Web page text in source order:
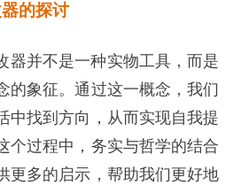
的探讨
并不是一种实物工具，而是
的象征。通过这一概念，我们
中找到方向，从而实现自我提
个过程中，务实与哲学的结合
更多的启示，帮助我们更好地